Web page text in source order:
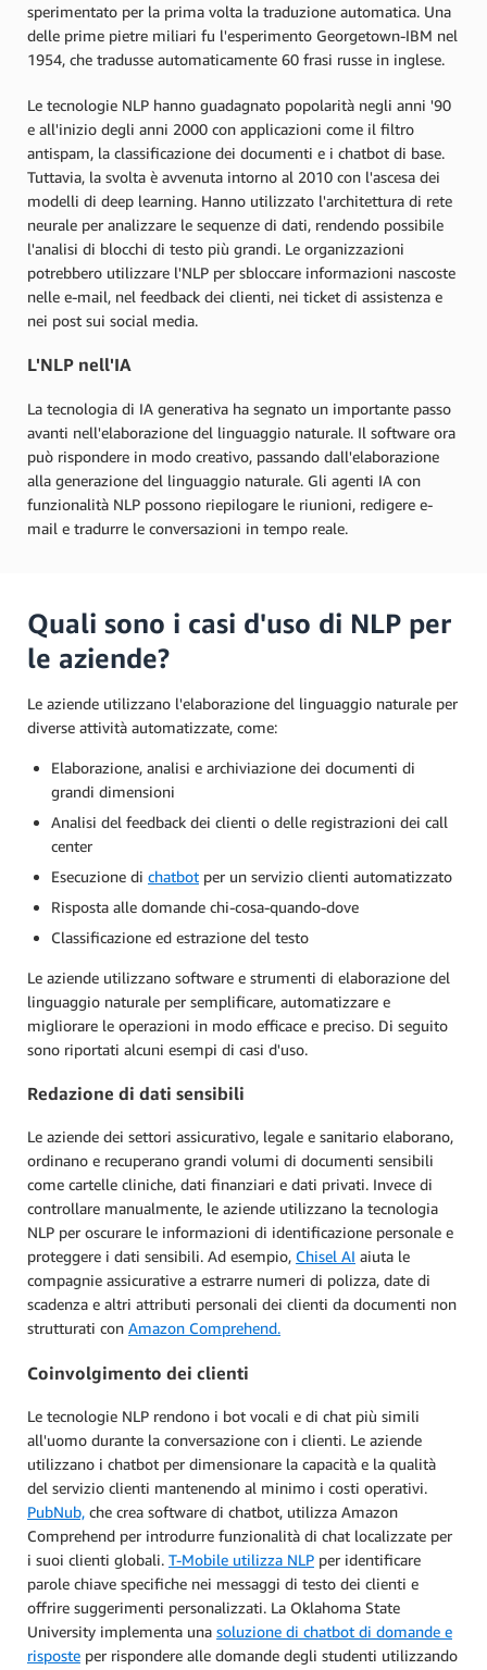
sperimentato per la prima volta la traduzione automatica. Una
delle prime pietre miliari fu l'esperimento Georgetown-IBM nel
1954, che tradusse automaticamente 60 frasi russe in inglese.
Le tecnologie NLP hanno guadagnato popolarità negli anni '90
e all'inizio degli anni 2000 con applicazioni come il filtro
antispam, la classificazione dei documenti e i chatbot di base.
Tuttavia, la svolta è avvenuta intorno al 2010 con l'ascesa dei
modelli di deep learning. Hanno utilizzato l'architettura di rete
neurale per analizzare le sequenze di dati, rendendo possibile
l'analisi di blocchi di testo più grandi. Le organizzazioni
potrebbero utilizzare l'NLP per sbloccare informazioni nascoste
nelle e-mail, nel feedback dei clienti, nei ticket di assistenza e
nei post sui social media.
L'NLP nell'IA
La tecnologia di IA generativa ha segnato un importante passo
avanti nell'elaborazione del linguaggio naturale. Il software ora
può rispondere in modo creativo, passando dall'elaborazione
alla generazione del linguaggio naturale. Gli agenti IA con
funzionalità NLP possono riepilogare le riunioni, redigere e-
mail e tradurre le conversazioni in tempo reale.
Quali sono i casi d'uso di NLP per
le aziende?
Le aziende utilizzano l'elaborazione del linguaggio naturale per
diverse attività automatizzate, come:
Elaborazione, analisi e archiviazione dei documenti di
grandi dimensioni
Analisi del feedback dei clienti o delle registrazioni dei call
center
Esecuzione di chatbot per un servizio clienti automatizzato
Risposta alle domande chi-cosa-quando-dove
Classificazione ed estrazione del testo
Le aziende utilizzano software e strumenti di elaborazione del
linguaggio naturale per semplificare, automatizzare e
migliorare le operazioni in modo efficace e preciso. Di seguito
sono riportati alcuni esempi di casi d'uso.
Redazione di dati sensibili
Le aziende dei settori assicurativo, legale e sanitario elaborano,
ordinano e recuperano grandi volumi di documenti sensibili
come cartelle cliniche, dati finanziari e dati privati. Invece di
controllare manualmente, le aziende utilizzano la tecnologia
NLP per oscurare le informazioni di identificazione personale e
proteggere i dati sensibili. Ad esempio, Chisel AI aiuta le
compagnie assicurative a estrarre numeri di polizza, date di
scadenza e altri attributi personali dei clienti da documenti non
strutturati con Amazon Comprehend.
Coinvolgimento dei clienti
Le tecnologie NLP rendono i bot vocali e di chat più simili
all'uomo durante la conversazione con i clienti. Le aziende
utilizzano i chatbot per dimensionare la capacità e la qualità
del servizio clienti mantenendo al minimo i costi operativi.
PubNub, che crea software di chatbot, utilizza Amazon
Comprehend per introdurre funzionalità di chat localizzate per
i suoi clienti globali. T-Mobile utilizza NLP per identificare
parole chiave specifiche nei messaggi di testo dei clienti e
offrire suggerimenti personalizzati. La Oklahoma State
University implementa una soluzione di chatbot di domande e
risposte per rispondere alle domande degli studenti utilizzando